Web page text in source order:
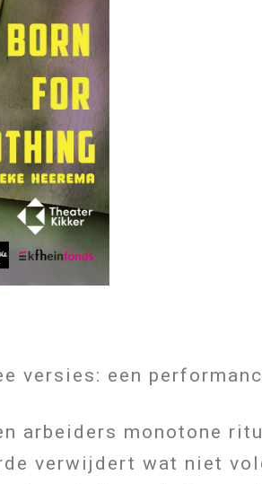
versies: een
arbeiders monotone
verwijdert wat niet